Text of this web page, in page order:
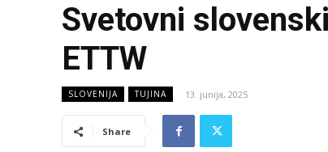
Svetovni
ETTW
SLOVENIJA TUJINA 13. junija, 2025
Share